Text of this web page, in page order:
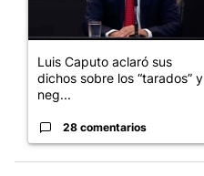
Luis Caputo aclaró sus
dichos sobre los “tarados” y
neg...
28 comentarios